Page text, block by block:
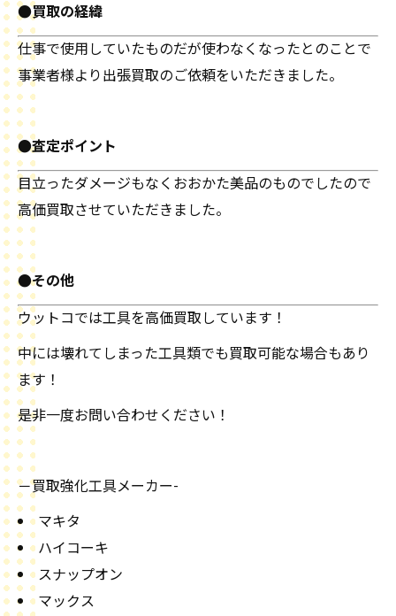
●買取の経緯
仕事で使用していたものだが使わなくなったとのことで
事業者様より出張買取のご依頼をいただきました。
●査定ポイント
目立ったダメージもなくおおかた美品のものでしたので
高価買取させていただきました。
●その他
ウットコでは工具を高価買取しています！
中には壊れてしまった工具類でも買取可能な場合もあり
ます！
是非一度お問い合わせください！
－買取強化工具メーカー-
マキタ
ハイコーキ
スナップオン
マックス